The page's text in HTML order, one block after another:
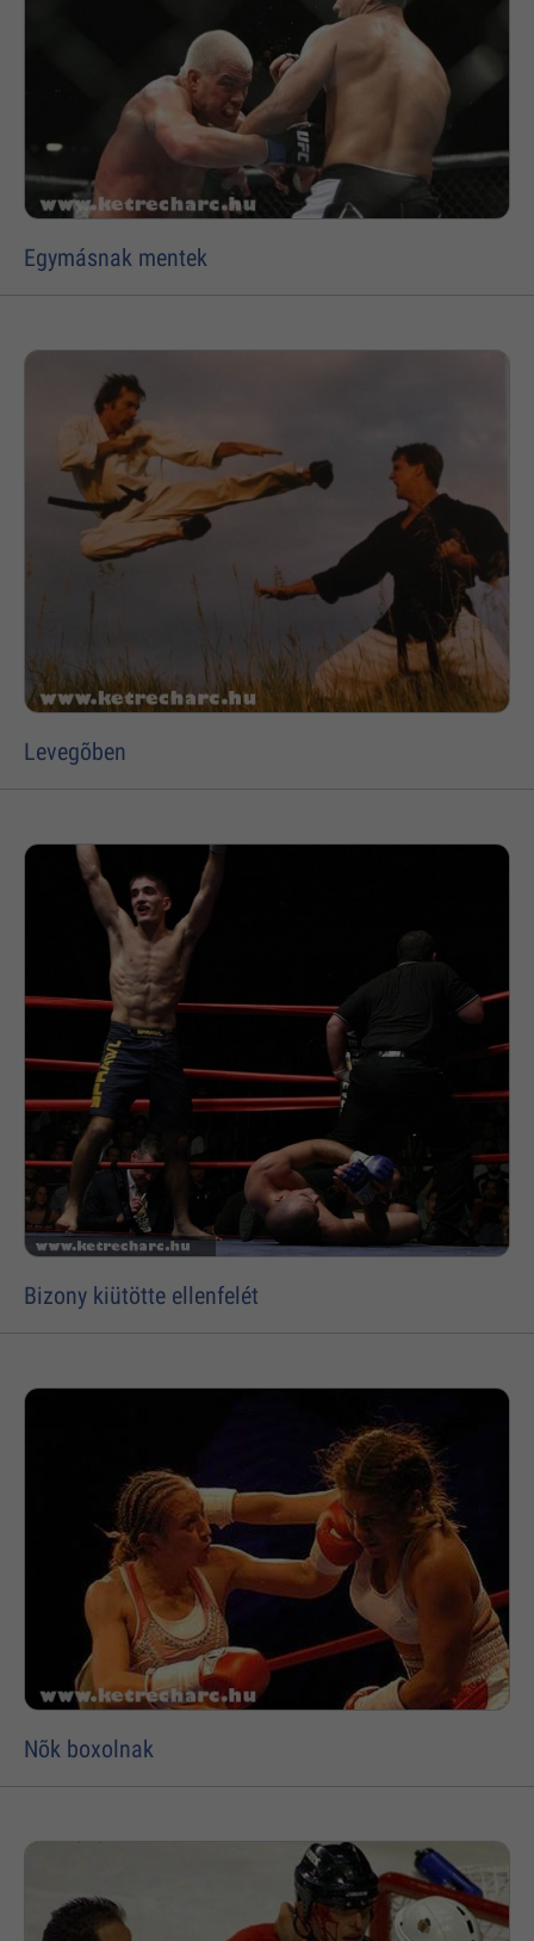
Egymásnak mentek
Levegõben
Bizony kiütötte ellenfelét
Nõk boxolnak